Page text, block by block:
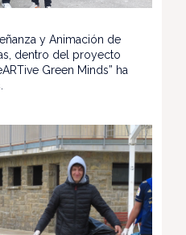
y Animación de
dentro del proyecto
Green Minds” ha